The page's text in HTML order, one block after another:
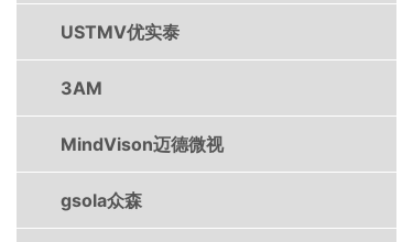
USTMV优实泰
3AM
MindVison迈德微视
gsola众森